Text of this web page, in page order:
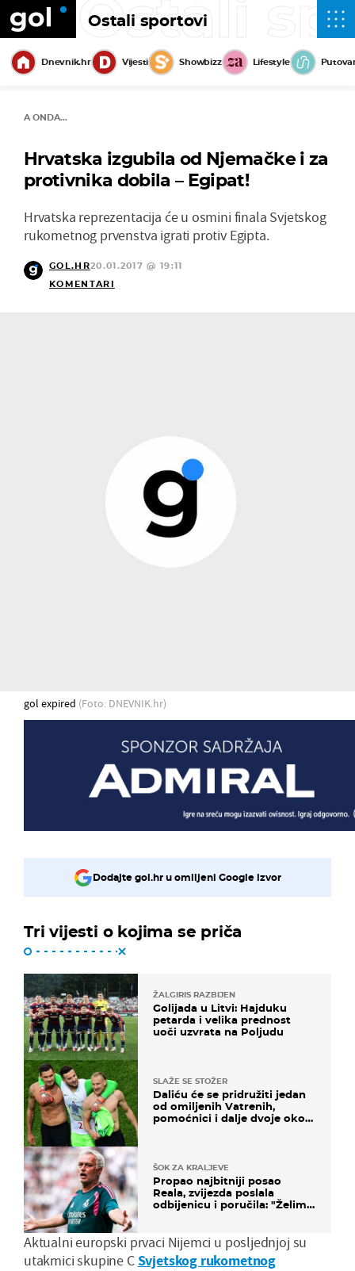
Ostali sportovi
Ostali
Dnevnik.hr Vijesti Showbizz Lifestyle
A ONDA...
Hrvatska izgubila od Njemačke i za
protivnika dobila – Egipat!
Hrvatska reprezentacija će u osmini finala Svjetskog
rukometnog prvenstva igrati protiv Egipta.
GOL.HR20.01.2017 @ 19:11
KOMENTARI
gol expired (Foto: DNEVNIK.hr)
Dodajte gol.hr u omiljeni Google izvor
Tri vijesti o kojima se priča
ŽALGIRIS RAZBIJEN
Golijada u Litvi: Hajduku
petarda i velika prednost
uoči uzvrata na Poljudu
SLAŽE SE STOŽER
Daliću će se pridružiti jedan
od omiljenih Vatrenih,
pomoćnici i dalje dvoje oko
ŠOK ZA KRALJEVE
Propao najbitniji posao
Reala, zvijezda poslala
odbijenicu i poručila: "Želim
Aktualni europski prvaci Nijemci u posljednjoj su
utakmici skupine CSvjetskog rukometnog